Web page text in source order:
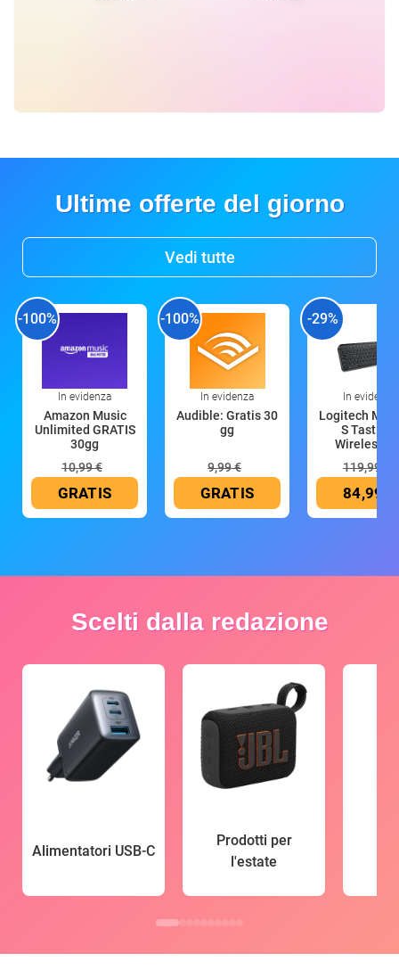
Ultime offerte del giorno
Vedi tutte
-100%
In evidenza
Amazon Music
Unlimited GRATIS
30gg
10,99 €
GRATIS
-100%
In evidenza
Audible: Gratis 30
gg
9,99 €
GRATIS
-29%
In evidenza
Logitech MX
S Tastiera
Wireless
119,99 €
84,99 €
Scelti dalla redazione
Alimentatori USB-C
Prodotti per
l'estate